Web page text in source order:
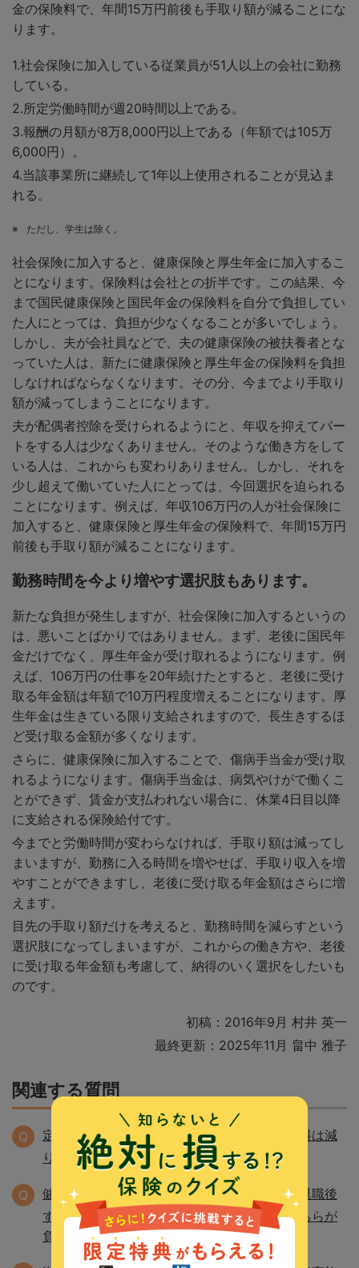
金の保険料で、年間15万円前後も手取り額が減ることにな
ります。
社会保険に加入している従業員が51人以上の会社に勤務
している。
所定労働時間が週20時間以上である。
報酬の月額が8万8,000円以上である（年額では105万
6,000円）。
当該事業所に継続して1年以上使用されることが見込ま
れる。
※ ただし、学生は除く。
社会保険に加入すると、健康保険と厚生年金に加入するこ
とになります。保険料は会社との折半です。この結果、今
まで国民健康保険と国民年金の保険料を自分で負担してい
た人にとっては、負担が少なくなることが多いでしょう。
しかし、夫が会社員などで、夫の健康保険の被扶養者とな
っていた人は、新たに健康保険と厚生年金の保険料を負担
しなければならなくなります。その分、今までより手取り
額が減ってしまうことになります。
夫が配偶者控除を受けられるようにと、年収を抑えてパー
トをする人は少なくありません。そのような働き方をして
いる人は、これからも変わりありません。しかし、それを
少し超えて働いていた人にとっては、今回選択を迫られる
ことになります。例えば、年収106万円の人が社会保険に
加入すると、健康保険と厚生年金の保険料で、年間15万円
前後も手取り額が減ることになります。
勤務時間を今より増やす選択肢もあります。
新たな負担が発生しますが、社会保険に加入するというの
は、悪いことばかりではありません。まず、老後に国民年
金だけでなく、厚生年金が受け取れるようになります。例
えば、106万円の仕事を20年続けたとすると、老後に受け
取る年金額は年額で10万円程度増えることになります。厚
生年金は生きている限り支給されますので、長生きするほ
ど受け取る金額が多くなります。
さらに、健康保険に加入することで、傷病手当金が受け取
れるようになります。傷病手当金は、病気やけがで働くこ
とができず、賃金が支払われない場合に、休業4日目以降
に支給される保険給付です。
今までと労働時間が変わらなければ、手取り額は減ってし
まいますが、勤務に入る時間を増やせば、手取り収入を増
やすことができますし、老後に受け取る年金額はさらに増
えます。
目先の手取り額だけを考えると、勤務時間を減らすという
選択肢になってしまいますが、これからの働き方や、老後
に受け取る年金額も考慮して、納得のいく選択をしたいも
のです。
初稿：2016年9月 村井 英一
最終更新：2025年11月 畠中 雅子
関連する質問
Q
定年を迎えて収入は減りましたが、健康保険料は減
りません。なぜですか。
Q
健康保険料は任意継続被保険者になるのと、退職後
すぐに国民健康保険に加入するのとでは、どちらが
負担は少ないですか。